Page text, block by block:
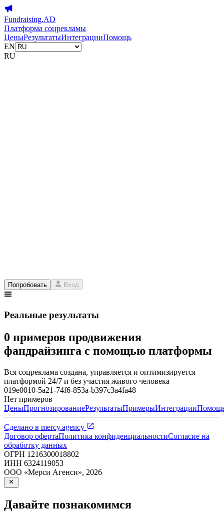
Fundraising.AD
Платформа соцрекламы
ЦеныРезультатыИнтеграцииПомощь
EN
RU
Попробовать Вход
Реальные результаты
0 примеров продвижения
фандрайзинга с помощью платформы
Вся соцреклама создана, управляется и оптимизируется
платформой 24/7 и без участия живого человека
019e0010-5a21-74f6-853a-b397c3a4fa48
Нет примеров
ЦеныПрогнозированиеРезультатыПримерыИнтеграции
Сделано в mercy.agency
Договор офертаПолитика конфиденциальностиСогласие на
обработку данных
ОГРН 1216300018802
ИНН 6324119053
ООО «Мерси Агенси», 2026
Давайте познакомимся